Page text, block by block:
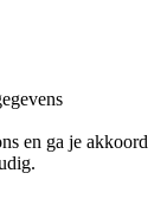
en ga je akkoord